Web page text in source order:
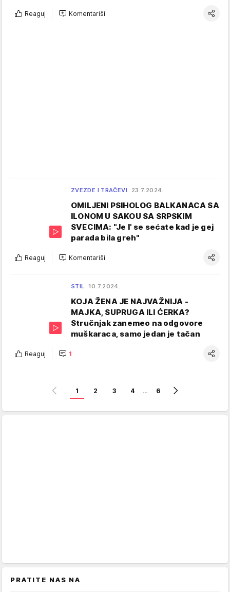
Reaguj Komentariši
ZVEZDE I TRAČEVI 23.7.2024.
OMILJENI PSIHOLOG BALKANACA SA
ILONOM U SAKOU SA SRPSKIM
SVECIMA: "Je l' se sećate kad je gej
parada bila greh"
Reaguj Komentariši
STIL 10.7.2024.
KOJA ŽENA JE NAJVAŽNIJA -
MAJKA, SUPRUGA ILI ĆERKA?
Stručnjak zanemeo na odgovore
muškaraca, samo jedan je tačan
Reaguj 1
1 2 3 4 … 6
PRATITE NAS NA